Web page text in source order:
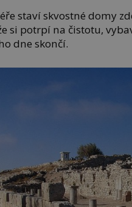
staví skvostné domy
si potrpí na čistotu,
dne skončí.